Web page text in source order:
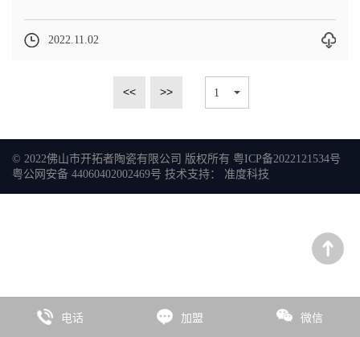
2022.11.02
<< >>
© 2022佛山市开拓者陶瓷有限公司 版权所有 粤ICP备2022121534号
粤公网安备 44060402002469号 技术支持： 准度科技
电话 加盟 微信